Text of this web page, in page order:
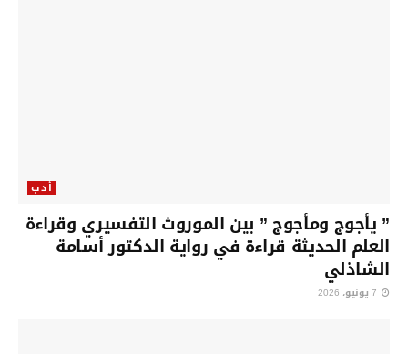
أدب
” يأجوج ومأجوج ” بين الموروث التفسيري وقراءة
العلم الحديثة قراءة في رواية الدكتور أسامة
الشاذلي